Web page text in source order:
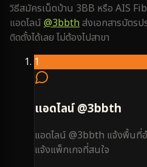
วิธีสมัครเน็ตบ้าน 3BB หรือ AIS
แอดไลน์ @3bbthส่งเอกสารบัตรป
ติดตั้งได้เลย ไม่ต้องไปสาขา
1
แอดไลน์ @3bbth
แอดไลน์ @3bbth แจ้งพื้นที่
แจ้งแพ็กเกจที่สนใจ